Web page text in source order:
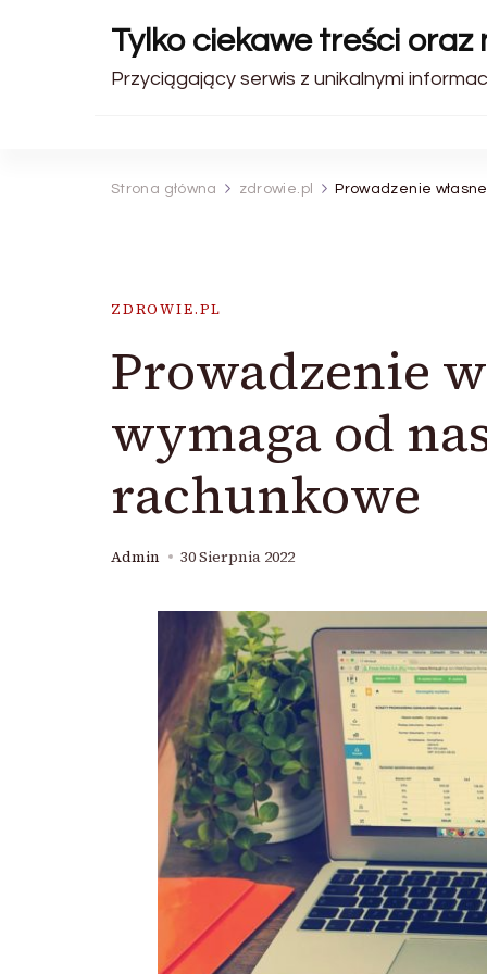
Tylko ciekawe treści oraz
Przyciągający serwis z unikalnymi
Strona główna zdrowie.pl Prowadzenie
ZDROWIE.PL
Prowadzenie
wymaga od
rachunkowe
Admin 30 Sierpnia 2022